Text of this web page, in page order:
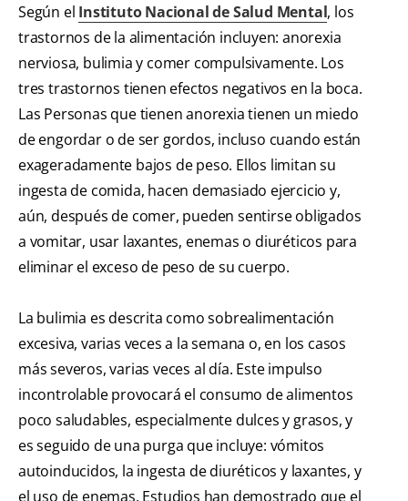
Según el Instituto Nacional de Salud Mental, los
trastornos de la alimentación incluyen: anorexia
nerviosa, bulimia y comer compulsivamente. Los
tres trastornos tienen efectos negativos en la boca.
Las Personas que tienen anorexia tienen un miedo
de engordar o de ser gordos, incluso cuando están
exageradamente bajos de peso. Ellos limitan su
ingesta de comida, hacen demasiado ejercicio y,
aún, después de comer, pueden sentirse obligados
a vomitar, usar laxantes, enemas o diuréticos para
eliminar el exceso de peso de su cuerpo.
La bulimia es descrita como sobrealimentación
excesiva, varias veces a la semana o, en los casos
más severos, varias veces al día. Este impulso
incontrolable provocará el consumo de alimentos
poco saludables, especialmente dulces y grasos, y
es seguido de una purga que incluye: vómitos
autoinducidos, la ingesta de diuréticos y laxantes, y
el uso de enemas. Estudios han demostrado que el